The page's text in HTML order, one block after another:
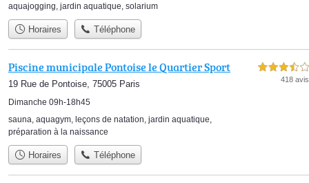
aquajogging jardin aquatique solarium
Horaires Téléphone
Piscine municipale Pontoise le Quartier Sport
19 Rue de Pontoise, 75005 Paris
Dimanche 09h-18h45
3,5 étoiles sur 5
418 avis
sauna, aquagym, leçons de natation, jardin aquatique,
préparation à la naissance
Horaires Téléphone